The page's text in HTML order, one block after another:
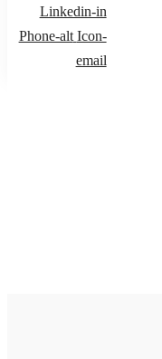
Linkedin-in
Phone-alt Icon-
email